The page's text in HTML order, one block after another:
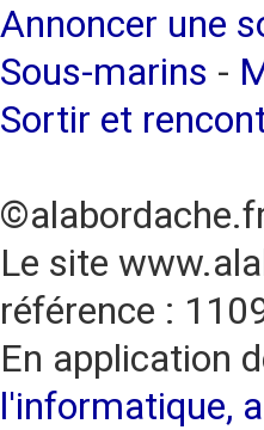
Annoncer une
Sous-marins -
Sortir et
Le site
référence :
En application
l'informatique,